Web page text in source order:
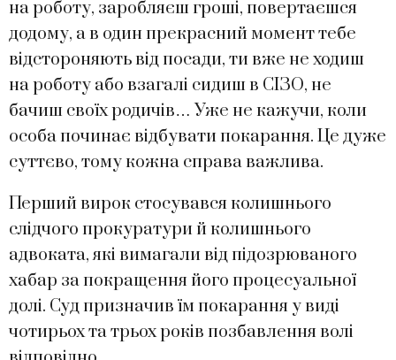
на роботу, заробляєш гроші, повертаєшся
додому, а в один прекрасний момент тебе
відстороняють від посади, ти вже не ходиш
на роботу або взагалі сидиш в СІЗО, не
бачиш своїх родичів… Уже не кажучи, коли
особа починає відбувати покарання. Це дуже
суттєво, тому кожна справа важлива.
Перший вирок стосувався колишнього
слідчого прокуратури й колишнього
адвоката, які вимагали від підозрюваного
хабар за покращення його процесуальної
долі. Суд призначив їм покарання у виді
чотирьох та трьох років позбавлення волі